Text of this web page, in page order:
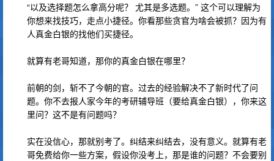
“以及选择题怎么拿高分呢？ 尤其是多选题。” 这个可以理解为
你想来找技巧，走点小捷径。你看那些贪官为啥会被抓？因为有
人真金白银的找他们买捷径。
就算有老哥知道，那你的真金白银在哪里？
前朝的剑，斩不了今朝的官。过去的经验解决不了新时代了问
题。你不去报人家今年的考研辅导班（要给真金白银），你来这
里问？这不是有问题吗？
实在没信心，那就别考了。纠结来纠结去，没有意义。就算有老
哥免费给你一些方案，假设你没考上，那是谁的问题？不会要别